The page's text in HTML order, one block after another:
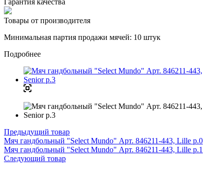
Товары от производителя
Минимальная партия продажи мячей: 10 штук
Подробнее
Предыдущий товар
Мяч гандбольный "Select Mundo" Арт. 846211-443, Lille р.0
Мяч гандбольный "Select Mundo" Арт. 846211-443, Lille р.1
Следующий товар